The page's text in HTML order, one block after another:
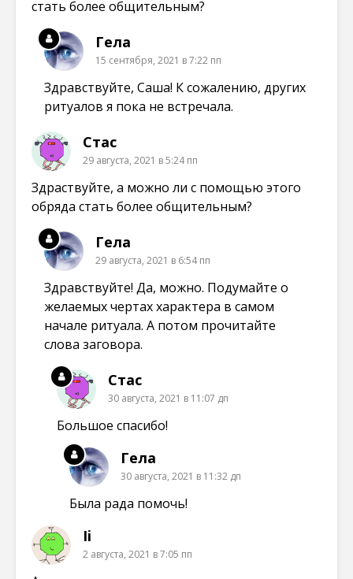
стать более общительным?
Гела
15 сентября, 2021 в 7:22 пп
Здравствуйте, Саша! К сожалению, других
ритуалов я пока не встречала.
Стас
29 августа, 2021 в 5:24 пп
Здраствуйте, а можно ли с помощью этого
обряда стать более общительным?
Гела
29 августа, 2021 в 6:54 пп
Здравствуйте! Да, можно. Подумайте о
желаемых чертах характера в самом
начале ритуала. А потом прочитайте
слова заговора.
Стас
30 августа, 2021 в 11:07 дп
Большое спасибо!
Гела
30 августа, 2021 в 11:32 дп
Была рада помочь!
Ii
2 августа, 2021 в 7:05 пп